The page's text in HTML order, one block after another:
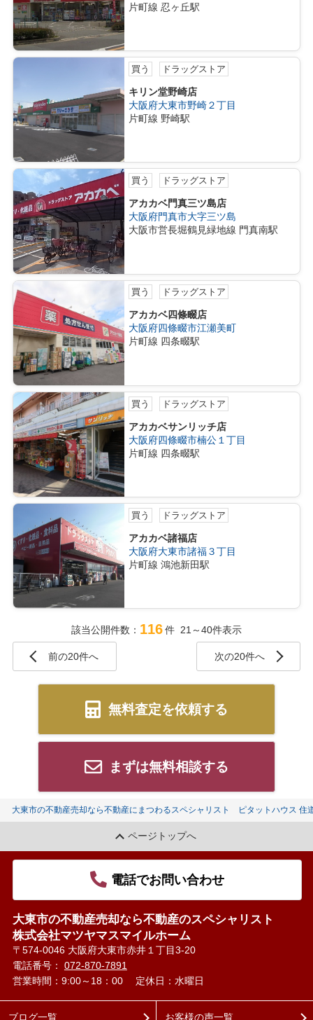
片町線 忍ヶ丘駅
買う ドラッグストア
キリン堂野崎店
大阪府大東市野崎２丁目
片町線 野崎駅
買う ドラッグストア
アカカベ門真三ツ島店
大阪府門真市大字三ツ島
大阪市営長堀鶴見緑地線 門真南駅
買う ドラッグストア
アカカベ四條畷店
大阪府四條畷市江瀬美町
片町線 四条畷駅
買う ドラッグストア
アカカベサンリッチ店
大阪府四條畷市楠公１丁目
片町線 四条畷駅
買う ドラッグストア
アカカベ諸福店
大阪府大東市諸福３丁目
片町線 鴻池新田駅
該当公開件数： 116件 21～40件表示
前の20件へ 次の20件へ
無料査定を依頼する
まずは無料相談する
大東市の不動産売却なら不動産にまつわるスペシャリスト ピタットハウス 住
ページトップへ
電話でお問い合わせ
大東市の不動産売却なら不動産のスペシャリスト
株式会社マツヤマスマイルホーム
〒574-0046 大阪府大東市赤井１丁目3-20
電話番号： 072-870-7891
営業時間：9:00～18：00
定休日：水曜日
ブログ一覧 お客様の声一覧